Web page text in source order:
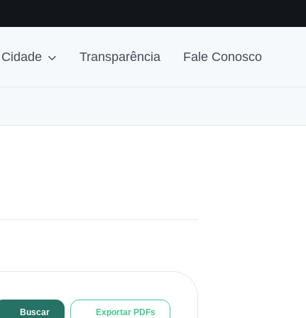
Transparência Fale Conosco
Buscar Exportar PDFs